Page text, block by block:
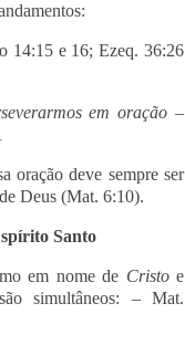
14:15 e 16; Ezeq. 36:26
em oração –
oração deve sempre ser
Deus (Mat. 6:10).
Santo
em nome de Cristoe
são simultâneos: – Mat.